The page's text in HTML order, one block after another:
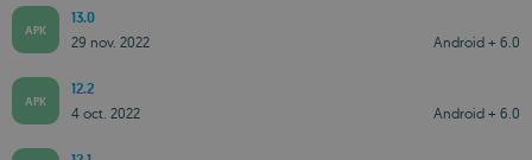
APK
13.0
Android + 6.0
29 nov. 2022
APK
12.2
Android + 6.0
4 oct. 2022